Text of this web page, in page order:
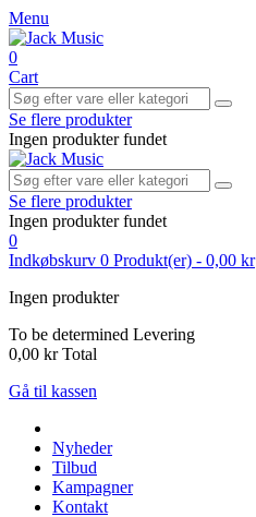
Menu
0
Cart
Se flere produkter
Ingen produkter fundet
Se flere produkter
Ingen produkter fundet
0
Indkøbskurv 0 Produkt(er) - 0,00 kr
Ingen produkter
To be determined Levering
0,00 kr Total
Gå til kassen
Nyheder
Tilbud
Kampagner
Kontakt